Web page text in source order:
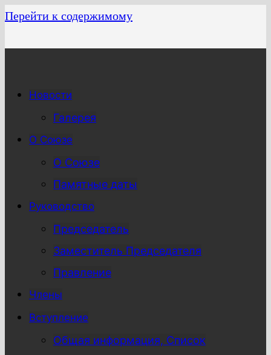
Перейти к содержимому
Новости
Галерея
О Союзе
О Союзе
Памятные даты
Руководство
Председатель
Заместитель Председателя
Правление
Члены
Вступление
Общая информация, Список